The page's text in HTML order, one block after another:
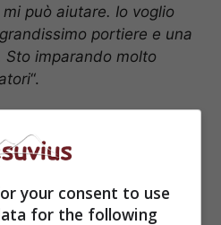
può aiutare. Io voglio
portiere e una
Sto imparando molto
“.
your consent to use
for the following